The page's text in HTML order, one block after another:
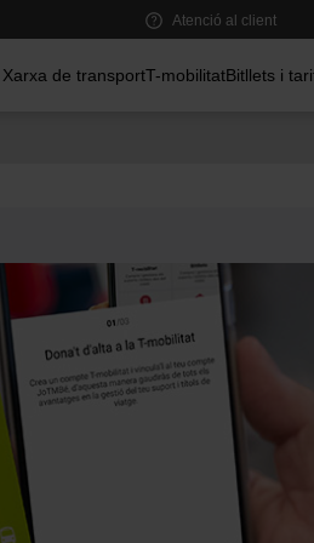
Atenció al client
Xarxa de transportT-mobilitatBitllets i